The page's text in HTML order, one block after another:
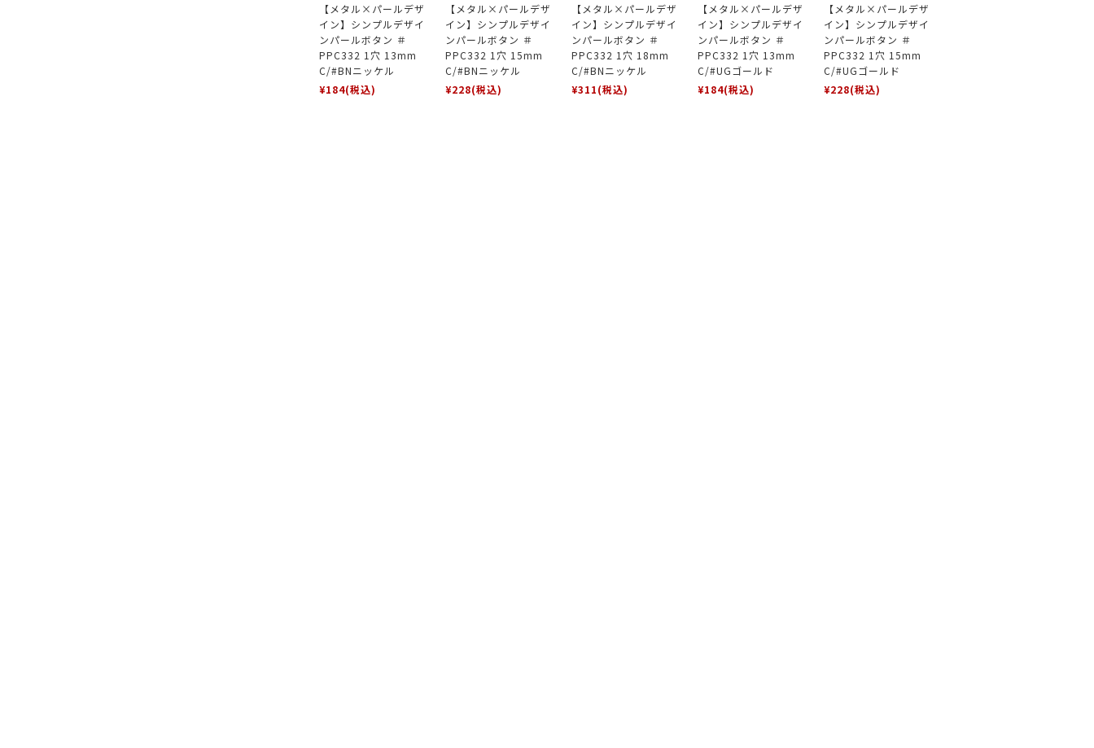
【メタル×パールデザ
イン】シンプルデザイ
ンパールボタン ＃
PPC332 1穴 13mm
C/#BNニッケル
¥184(税込)
【メタル×パールデザ
イン】シンプルデザイ
ンパールボタン ＃
PPC332 1穴 15mm
C/#BNニッケル
¥228(税込)
【メタル×パールデザ
イン】シンプルデザイ
ンパールボタン ＃
PPC332 1穴 18mm
C/#BNニッケル
¥311(税込)
【メタル×パールデザ
イン】シンプルデザイ
ンパールボタン ＃
PPC332 1穴 13mm
C/#UGゴールド
¥184(税込)
【メタル×パールデザ
イン】シンプルデザイ
ンパールボタン ＃
PPC332 1穴 15mm
C/#UGゴールド
¥228(税込)